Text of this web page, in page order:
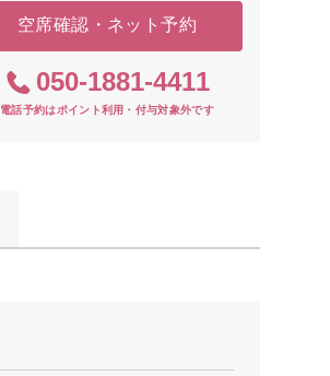
空席確認・ネット予約
050-1881-4411
電話予約はポイント利用・付与対象外です